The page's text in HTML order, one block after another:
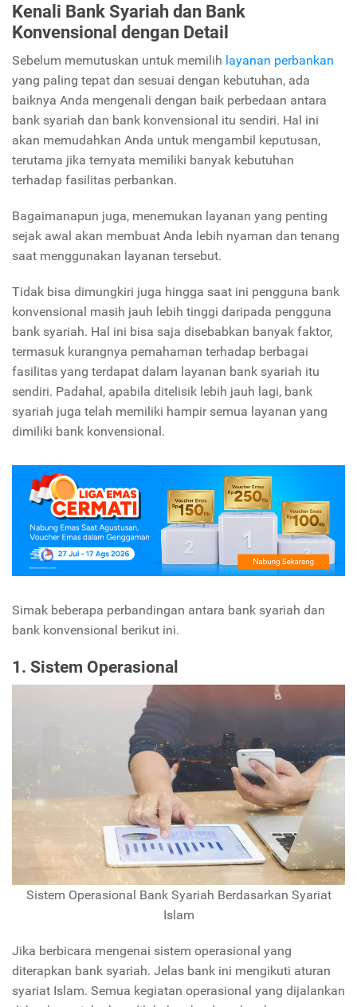
Kenali Bank Syariah dan Bank
Konvensional dengan Detail
Sebelum memutuskan untuk memilih layanan perbankan
yang paling tepat dan sesuai dengan kebutuhan, ada
baiknya Anda mengenali dengan baik perbedaan antara
bank syariah dan bank konvensional itu sendiri. Hal ini
akan memudahkan Anda untuk mengambil keputusan,
terutama jika ternyata memiliki banyak kebutuhan
terhadap fasilitas perbankan.
Bagaimanapun juga, menemukan layanan yang penting
sejak awal akan membuat Anda lebih nyaman dan tenang
saat menggunakan layanan tersebut.
Tidak bisa dimungkiri juga hingga saat ini pengguna bank
konvensional masih jauh lebih tinggi daripada pengguna
bank syariah. Hal ini bisa saja disebabkan banyak faktor,
termasuk kurangnya pemahaman terhadap berbagai
fasilitas yang terdapat dalam layanan bank syariah itu
sendiri. Padahal, apabila ditelisik lebih jauh lagi, bank
syariah juga telah memiliki hampir semua layanan yang
dimiliki bank konvensional.
Simak beberapa perbandingan antara bank syariah dan
bank konvensional berikut ini.
1. Sistem Operasional
Sistem Operasional Bank Syariah Berdasarkan Syariat
Islam
Jika berbicara mengenai sistem operasional yang
diterapkan bank syariah. Jelas bank ini mengikuti aturan
syariat Islam. Semua kegiatan operasional yang dijalankan